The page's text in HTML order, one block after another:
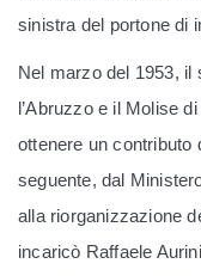
sinistra del portone di
Nel marzo del 1953, il
l’Abruzzo e il Molise
ottenere un contributo
seguente, dal
alla riorganizzazione
incaricò Raffaele Aurini